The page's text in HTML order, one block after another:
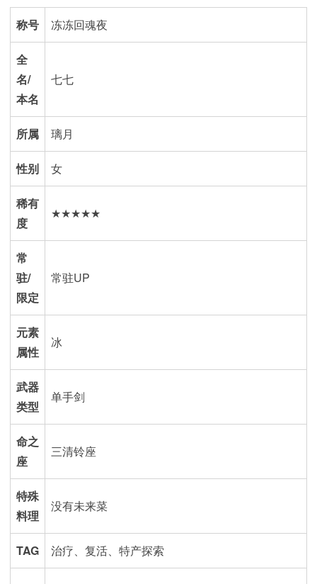
称号 冻冻回魂夜
全
名/
本名
七七
所属 璃月
性别 女
稀有
度
★★★★★
常
驻/
限定
常驻UP
元素
属性
冰
武器
类型
单手剑
命之
座
三清铃座
特殊
料理
没有未来菜
TAG 治疗、复活、特产探索